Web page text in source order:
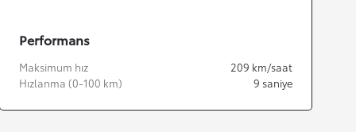
Performans
Maksimum hız 209 km/saat
Hızlanma (0-100 km)
9 saniye